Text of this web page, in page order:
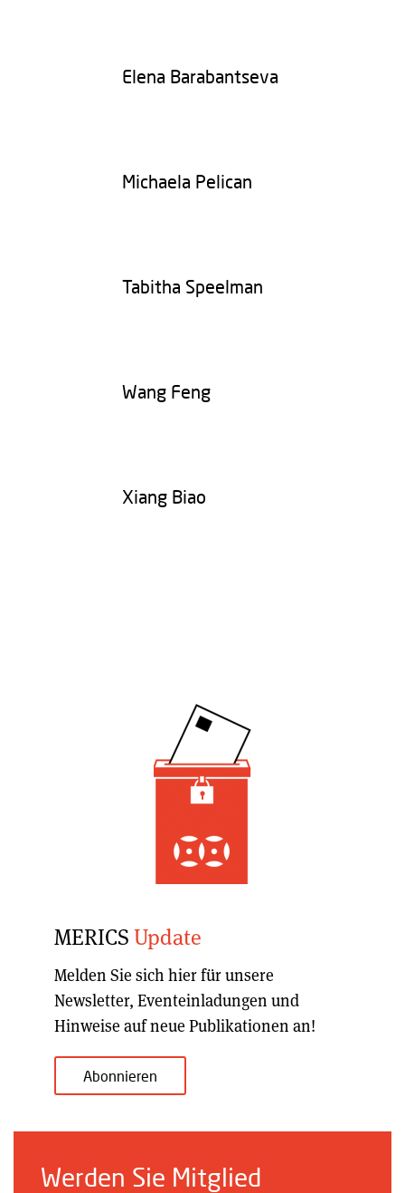
Elena Barabantseva
Michaela Pelican
Tabitha Speelman
Wang Feng
Xiang Biao
MERICSUpdate
Melden Sie sich hier für unsere
Newsletter, Eventeinladungen und
Hinweise auf neue Publikationen an!
Abonnieren
Werden Sie Mitglied